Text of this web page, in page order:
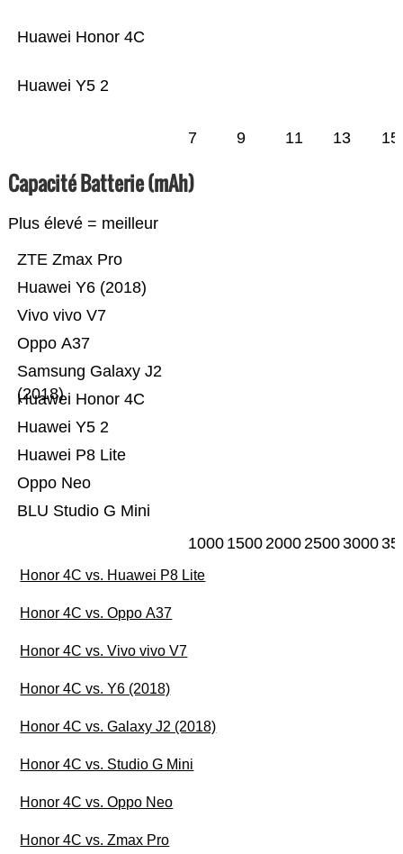
Huawei Y5 2
Huawei Honor 4C
7 9 11 13 15
Capacité Batterie (mAh)
Plus élevé = meilleur
BLU Studio G Mini
Oppo Neo
Huawei P8 Lite
Huawei Y5 2
Huawei Honor 4C
Samsung Galaxy J2
(2018)
Oppo A37
Vivo vivo V7
Huawei Y6 (2018)
ZTE Zmax Pro
1000 1500200025003000
Honor 4C vs. Huawei P8 Lite
Honor 4C vs. Oppo A37
Honor 4C vs. Vivo vivo V7
Honor 4C vs. Y6 (2018)
Honor 4C vs. Galaxy J2 (2018)
Honor 4C vs. Studio G Mini
Honor 4C vs. Oppo Neo
Honor 4C vs. Zmax Pro